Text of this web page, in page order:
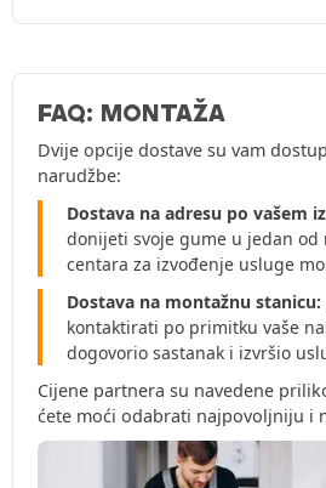
FAQ: MONTAŽA
Dvije opcije dostave su vam
narudžbe:
Dostava na adresu po vašem
donijeti svoje gume u jedan
centara za izvođenje usluge
Dostava na montažnu stanicu:
kontaktirati po primitku vaše
dogovorio sastanak i izvršio
Cijene partnera su navedene
ćete moći odabrati najpovoljniju i